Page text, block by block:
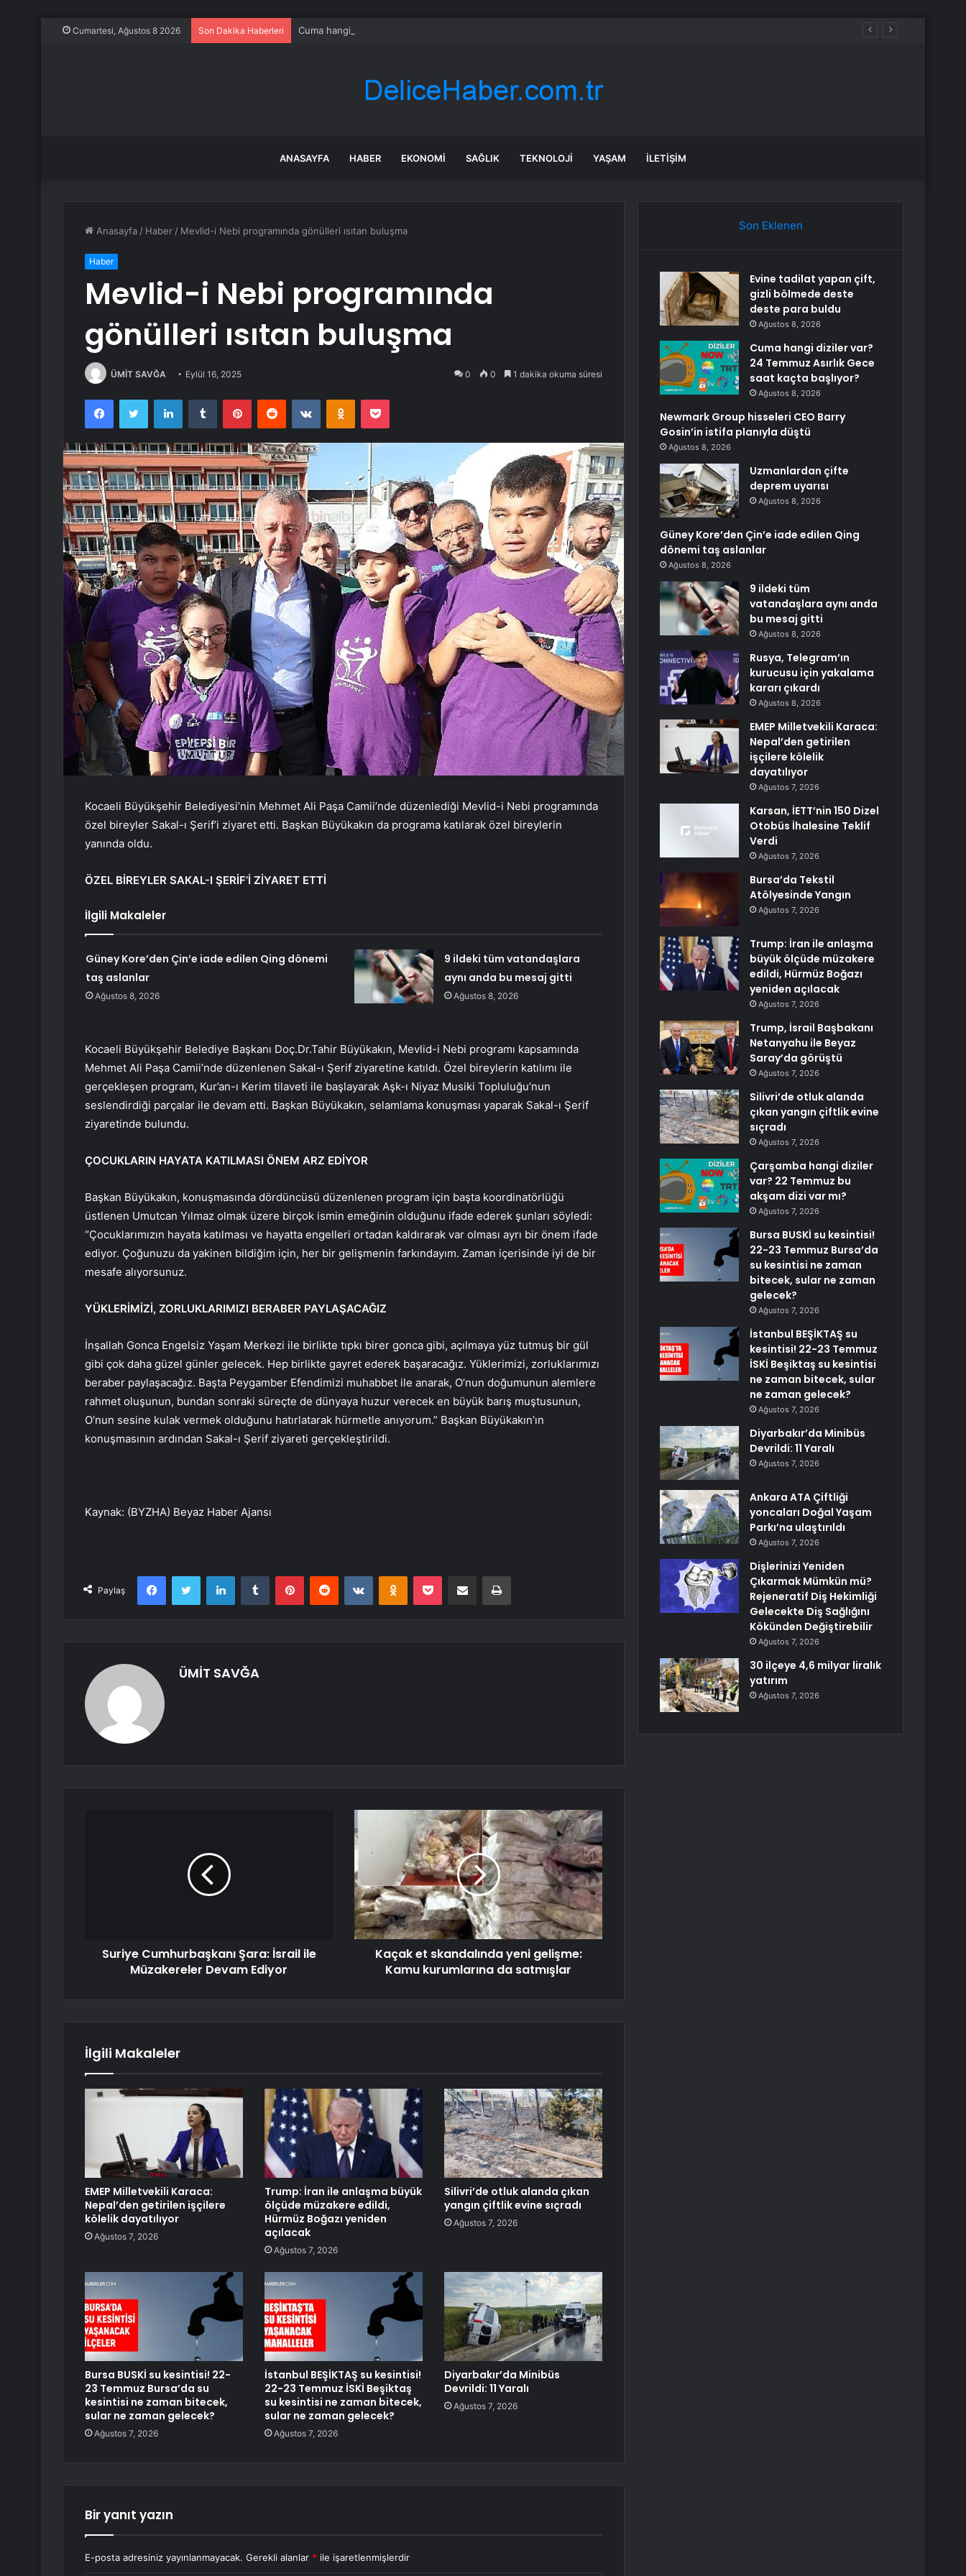
Cumartesi, Ağustos 8 2026 Son Dakika Haberleri Cuma hangi diziler var? 24 Temmuz Asırlık Gece saat kaçta başlıyor?
ANASAYFA HABER EKONOMI SAĞLIK TEKNOLOJI YAŞAM İLETIŞIM
Anasayfa / Haber / Mevlid-i Nebi programında gönülleri ısıtan buluşma
Haber
Mevlid-i Nebi programında
gönülleri ısıtan buluşma
ÜMİT SAVĞA Eylül 16, 2025 0 0 1 dakika okuma süresi
FacebookTwitter LinkedInTumblr PinterestReddit VKontakteOdnoklassniki
Pocket
Kocaeli Büyükşehir Belediyesi’nin Mehmet Ali Paşa Camii’nde düzenlediği Mevlid-i Nebi programında
özel bireyler Sakal-ı Şerif’i ziyaret etti. Başkan Büyükakın da programa katılarak özel bireylerin
yanında oldu.
ÖZEL BİREYLER SAKAL-I ŞERİF’İ ZİYARET ETTİ
İlgili Makaleler
Güney Kore’den Çin’e iade edilen Qing dönemi
taş aslanlar
Ağustos 8, 2026
9 ildeki tüm vatandaşlara
aynı anda bu mesaj gitti
Ağustos 8, 2026
Kocaeli Büyükşehir Belediye Başkanı Doç.Dr.Tahir Büyükakın, Mevlid-i Nebi programı kapsamında
Mehmet Ali Paşa Camii’nde düzenlenen Sakal-ı Şerif ziyaretine katıldı. Özel bireylerin katılımı ile
gerçekleşen program, Kur’an-ı Kerim tilaveti ile başlayarak Aşk-ı Niyaz Musiki Topluluğu’nun
seslendirdiği parçalar ile devam etti. Başkan Büyükakın, selamlama konuşması yaparak Sakal-ı Şerif
ziyaretinde bulundu.
ÇOCUKLARIN HAYATA KATILMASI ÖNEM ARZ EDİYOR
Başkan Büyükakın, konuşmasında dördüncüsü düzenlenen program için başta koordinatörlüğü
üstlenen Umutcan Yılmaz olmak üzere birçok ismin emeğinin olduğunu ifade ederek şunları söyledi:
“Çocuklarımızın hayata katılması ve hayatta engelleri ortadan kaldırarak var olması ayrı bir önem ifade
ediyor. Çoğunuzu da yakinen bildiğim için, her bir gelişmenin farkındayım. Zaman içerisinde iyi de bir
mesafe alıyorsunuz.
YÜKLERİMİZİ, ZORLUKLARIMIZI BERABER PAYLAŞACAĞIZ
İnşallah Gonca Engelsiz Yaşam Merkezi ile birlikte tıpkı birer gonca gibi, açılmaya yüz tutmuş bir gül
gibi çok daha güzel günler gelecek. Hep birlikte gayret ederek başaracağız. Yüklerimizi, zorluklarımızı
beraber paylaşacağız. Başta Peygamber Efendimizi muhabbet ile anarak, O’nun doğumunun alemlere
rahmet oluşunun, bundan sonraki süreçte de dünyaya huzur verecek en büyük barış muştusunun,
O’nun sesine kulak vermek olduğunu hatırlatarak hürmetle anıyorum.” Başkan Büyükakın’ın
konuşmasının ardından Sakal-ı Şerif ziyareti gerçekleştirildi.
Kaynak: (BYZHA) Beyaz Haber Ajansı
Paylaş
FacebookTwitter LinkedInTumblr PinterestReddit VKontakteOdnoklassniki
Pocket E-Posta ile paylaş Yazdır
ÜMİT SAVĞA
Suriye Cumhurbaşkanı Şara: İsrail ile
Müzakereler Devam Ediyor
Kaçak et skandalında yeni gelişme:
Kamu kurumlarına da satmışlar
İlgili Makaleler
EMEP Milletvekili Karaca:
Nepal’den getirilen işçilere
kölelik dayatılıyor
Ağustos 7, 2026
Trump: İran ile anlaşma büyük
ölçüde müzakere edildi,
Hürmüz Boğazı yeniden
açılacak
Ağustos 7, 2026
Silivri’de otluk alanda çıkan
yangın çiftlik evine sıçradı
Ağustos 7, 2026
Bursa BUSKİ su kesintisi! 22-
23 Temmuz Bursa’da su
kesintisi ne zaman bitecek,
sular ne zaman gelecek?
Ağustos 7, 2026
İstanbul BEŞİKTAŞ su kesintisi!
22-23 Temmuz İSKİ Beşiktaş
su kesintisi ne zaman bitecek,
sular ne zaman gelecek?
Ağustos 7, 2026
Diyarbakır’da Minibüs
Devrildi: 11 Yaralı
Ağustos 7, 2026
Bir yanıt yazın
E-posta adresiniz yayınlanmayacak. Gerekli alanlar * ile işaretlenmişlerdir
Son Eklenen
Evine tadilat yapan çift,
gizli bölmede deste
deste para buldu
Ağustos 8, 2026
Cuma hangi diziler var?
24 Temmuz Asırlık Gece
saat kaçta başlıyor?
Ağustos 8, 2026
Newmark Group hisseleri CEO Barry
Gosin’in istifa planıyla düştü
Ağustos 8, 2026
Uzmanlardan çifte
deprem uyarısı
Ağustos 8, 2026
Güney Kore’den Çin’e iade edilen Qing
dönemi taş aslanlar
Ağustos 8, 2026
9 ildeki tüm
vatandaşlara aynı anda
bu mesaj gitti
Ağustos 8, 2026
Rusya, Telegram’ın
kurucusu için yakalama
kararı çıkardı
Ağustos 8, 2026
EMEP Milletvekili Karaca:
Nepal’den getirilen
işçilere kölelik
dayatılıyor
Ağustos 7, 2026
Karsan, İETT’nin 150 Dizel
Otobüs İhalesine Teklif
Verdi
Ağustos 7, 2026
Bursa’da Tekstil
Atölyesinde Yangın
Ağustos 7, 2026
Trump: İran ile anlaşma
büyük ölçüde müzakere
edildi, Hürmüz Boğazı
yeniden açılacak
Ağustos 7, 2026
Trump, İsrail Başbakanı
Netanyahu ile Beyaz
Saray’da görüştü
Ağustos 7, 2026
Silivri’de otluk alanda
çıkan yangın çiftlik evine
sıçradı
Ağustos 7, 2026
Çarşamba hangi diziler
var? 22 Temmuz bu
akşam dizi var mı?
Ağustos 7, 2026
Bursa BUSKİ su kesintisi!
22-23 Temmuz Bursa’da
su kesintisi ne zaman
bitecek, sular ne zaman
gelecek?
Ağustos 7, 2026
İstanbul BEŞİKTAŞ su
kesintisi! 22-23 Temmuz
İSKİ Beşiktaş su kesintisi
ne zaman bitecek, sular
ne zaman gelecek?
Ağustos 7, 2026
Diyarbakır’da Minibüs
Devrildi: 11 Yaralı
Ağustos 7, 2026
Ankara ATA Çiftliği
yoncaları Doğal Yaşam
Parkı’na ulaştırıldı
Ağustos 7, 2026
Dişlerinizi Yeniden
Çıkarmak Mümkün mü?
Rejeneratif Diş Hekimliği
Gelecekte Diş Sağlığını
Kökünden Değiştirebilir
Ağustos 7, 2026
30 ilçeye 4,6 milyar liralık
yatırım
Ağustos 7, 2026